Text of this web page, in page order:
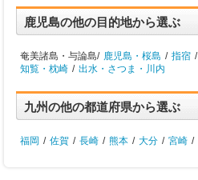
鹿児島の他の目的地から選ぶ
奄美諸島・与論島/ 鹿児島・桜島 / 指宿 /
知覧・枕崎 / 出水・さつま・川内
九州の他の都道府県から選ぶ
福岡 / 佐賀 / 長崎 / 熊本 / 大分 / 宮崎 /